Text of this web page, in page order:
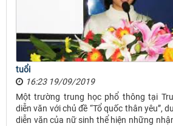
tuổi
16:23 19/09/2019
Một trường trung học phổ thông tại
diễn văn với chủ đề “Tổ quốc thân yêu”,
diễn văn của nữ sinh thể hiện những